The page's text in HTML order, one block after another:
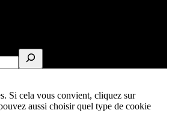
Si cela vous convient, cliquez sur
aussi choisir quel type de cookie